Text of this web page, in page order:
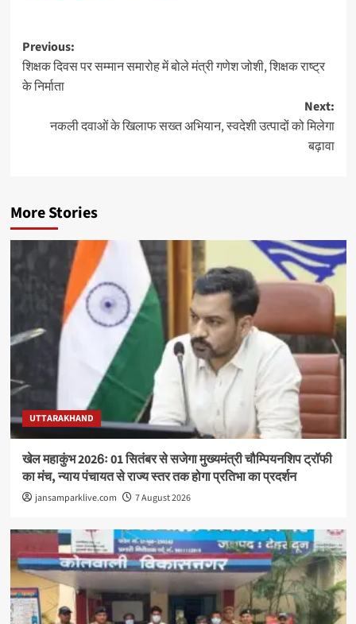
Post
navigation
Previous:
शिक्षक दिवस पर सम्मान समारोह में बोले मंत्री गणेश जोशी, शिक्षक राष्ट्र
के निर्माता
Next:
नकली दवाओं के खिलाफ सख्त अभियान, स्वदेशी उत्पादों को मिलेगा
बढ़ावा
More Stories
UTTARAKHAND
खेल महाकुंभ 2026ः 01 सितंबर से सजेगा मुख्यमंत्री चौम्पियनशिप ट्रॉफी
का मंच, न्याय पंचायत से राज्य स्तर तक होगा प्रतिभा का प्रदर्शन
jansamparklive.com 7 August 2026